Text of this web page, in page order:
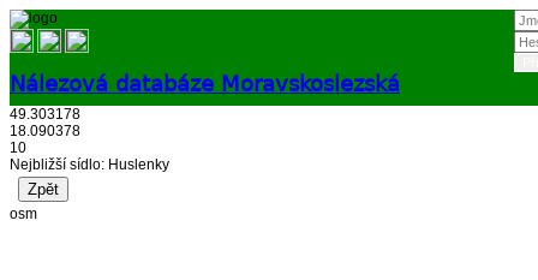
Nálezová databáze Moravskoslezská
Přihlásit
49.303178
18.090378
10
Nejbližší sídlo: Huslenky
osm